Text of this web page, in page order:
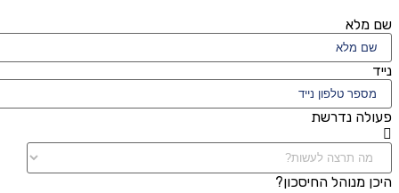
שם מלא
נייד
פעולה נדרשת
היכן מנוהל החיסכון?